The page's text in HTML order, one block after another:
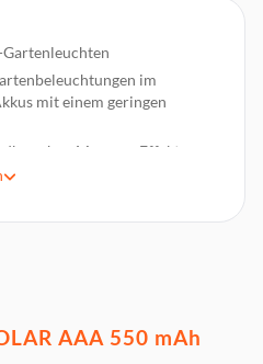
Gartenleuchten
im
mit einem geringen
ohne Memory-Effekt
AAA 550 mAh